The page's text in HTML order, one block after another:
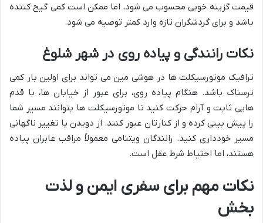
قیمت گزینه خوبی محسوب می شود، اما ممکن است کمی گیج کننده
باشد و برای گردشگران تازه وارد کمتر توصیه می شود.
نکات رانندگی و پیاده روی در شهر شلوغ
ترافیک موتورسیکلت ها در هوشی مین می تواند برای اولین بار کمی
ترسناک باشد. هنگام پیاده روی، برای عبور از خیابان ها، با قدم
هایی ثابت و آرام حرکت کنید تا موتورسیکلت ها بتوانند مسیر شما
را پیش بینی کرده و از کنارتان عبور کنند. از دویدن یا تغییر ناگهانی
مسیر خودداری کنید. رانندگان ویتنامی معمولاً مراقب عابران پیاده
هستند، اما احتیاط شرط عقل است.
نکات مهم برای سفری ایمن و لذت
بخش